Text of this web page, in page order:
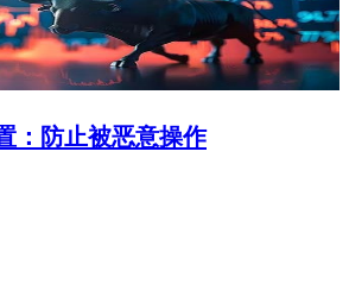
：防止被恶意操作